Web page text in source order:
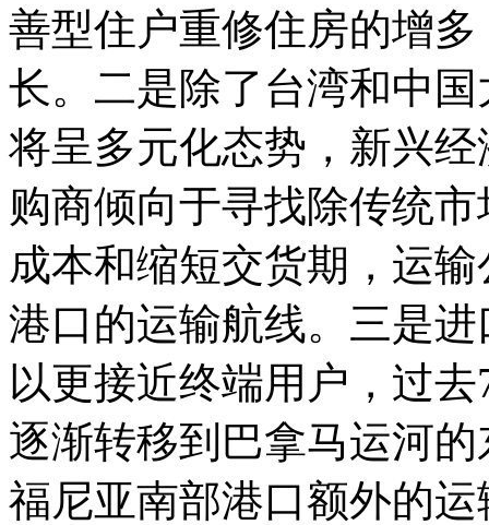
善型住户重修住房的增
长。二是除了台湾和中
将呈多元化态势，新兴
购商倾向于寻找除传统
成本和缩短交货期，运
港口的运输航线。三是
以更接近终端用户，过
逐渐转移到巴拿马运河
福尼亚南部港口额外的